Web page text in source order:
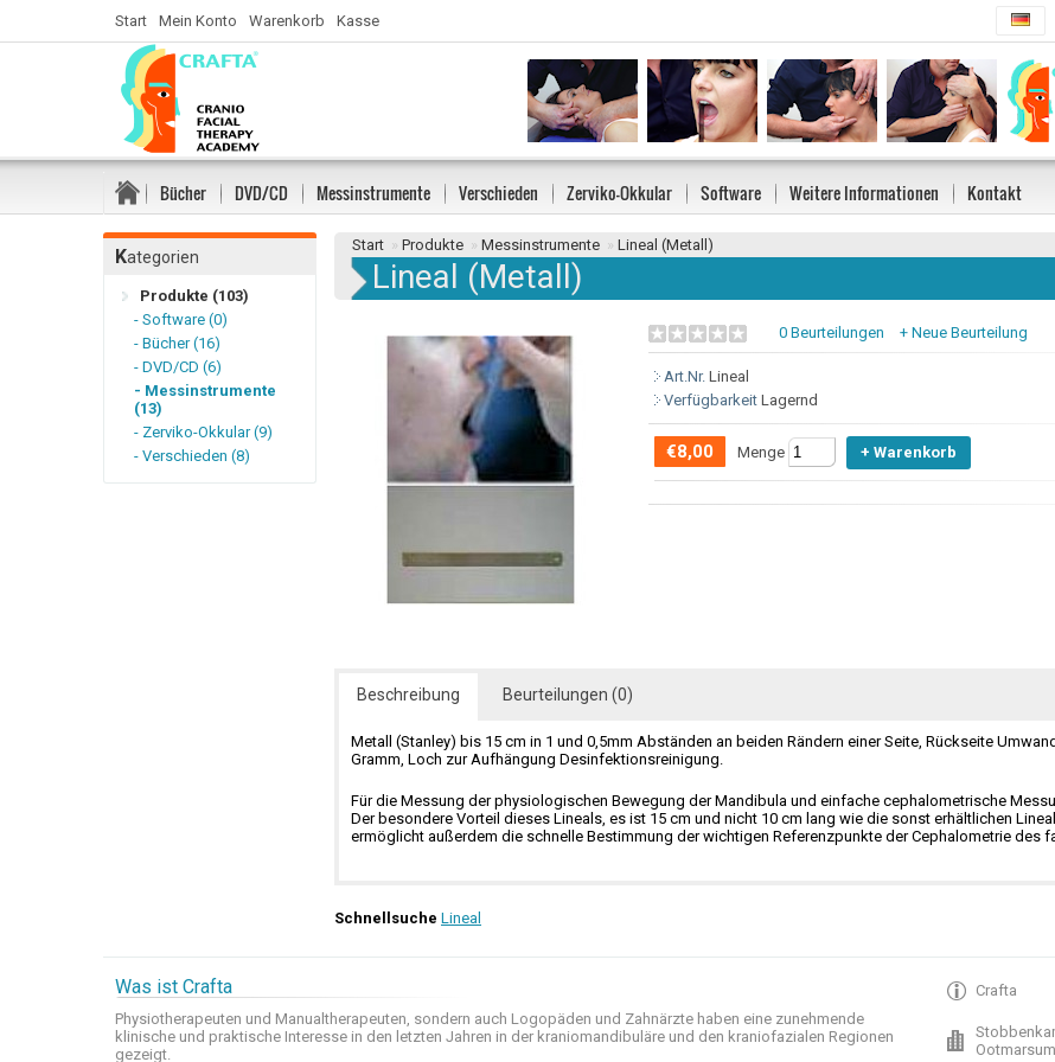
Start Mein Konto Warenkorb Kasse
Bücher DVD/CD Messinstrumente Verschieden Zerviko-Okkular Software Weitere Informationen Kontakt
Kategorien
Produkte (103)
- Software (0)
- Bücher (16)
- DVD/CD (6)
- Messinstrumente
(13)
- Zerviko-Okkular (9)
- Verschieden (8)
Start » Produkte » Messinstrumente » Lineal (Metall)
Lineal (Metall)
0 Beurteilungen + Neue Beurteilung
Art.Nr. Lineal
Verfügbarkeit Lagernd
€8,00 Menge
Beschreibung Beurteilungen (0)
Metall (Stanley) bis 15 cm in 1 und 0,5mm Abständen an beiden Rändern einer Seite, Rückseite
Gramm, Loch zur Aufhängung Desinfektionsreinigung.
Für die Messung der physiologischen Bewegung der Mandibula und einfache cephalometrische
Der besondere Vorteil dieses Lineals, es ist 15 cm und nicht 10 cm lang wie die sonst erhältlichen
ermöglicht außerdem die schnelle Bestimmung der wichtigen Referenzpunkte der Cephalometrie des
Schnellsuche Lineal
Was ist Crafta
Physiotherapeuten und Manualtherapeuten, sondern auch Logopäden und Zahnärzte haben eine zunehmende
klinische und praktische Interesse in den letzten Jahren in der kraniomandibuläre und den kraniofazialen Regionen
gezeigt.
Crafta